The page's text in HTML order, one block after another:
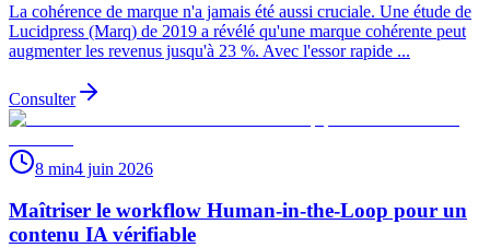
La cohérence de marque n'a jamais été aussi cruciale. Une étude de
Lucidpress (Marq) de 2019 a révélé qu'une marque cohérente peut
augmenter les revenus jusqu'à 23 %. Avec l'essor rapide ...
Consulter
8 min4 juin 2026
Maîtriser le workflow Human-in-the-Loop pour un
contenu IA vérifiable